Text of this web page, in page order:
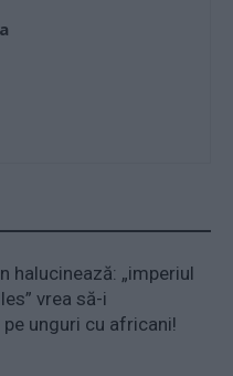
halucinează: „imperiul
vrea să-i
unguri cu africani!